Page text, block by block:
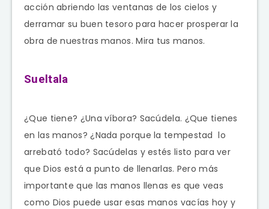
acción abriendo las ventanas de los cielos y
derramar su buen tesoro para hacer prosperar la
obra de nuestras manos. Mira tus manos.
Sueltala
¿Que tiene? ¿Una víbora? Sacúdela. ¿Que tienes
en las manos? ¿Nada porque la tempestad lo
arrebató todo? Sacúdelas y estés listo para ver
que Dios está a punto de llenarlas. Pero más
importante que las manos llenas es que veas
como Dios puede usar esas manos vacías hoy y